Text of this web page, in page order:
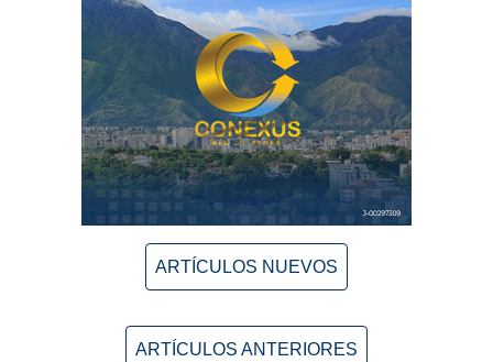
ARTÍCULOS NUEVOS
ARTÍCULOS ANTERIORES